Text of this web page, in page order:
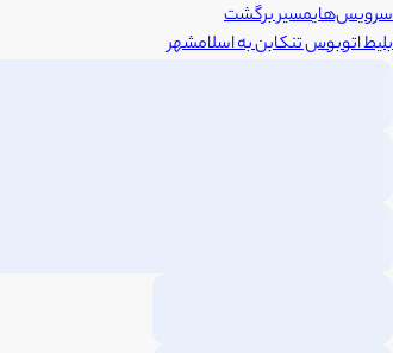
سرویس‌هایمسیر برگشت
بلیط اتوبوستنکابنبهاسلامشهر